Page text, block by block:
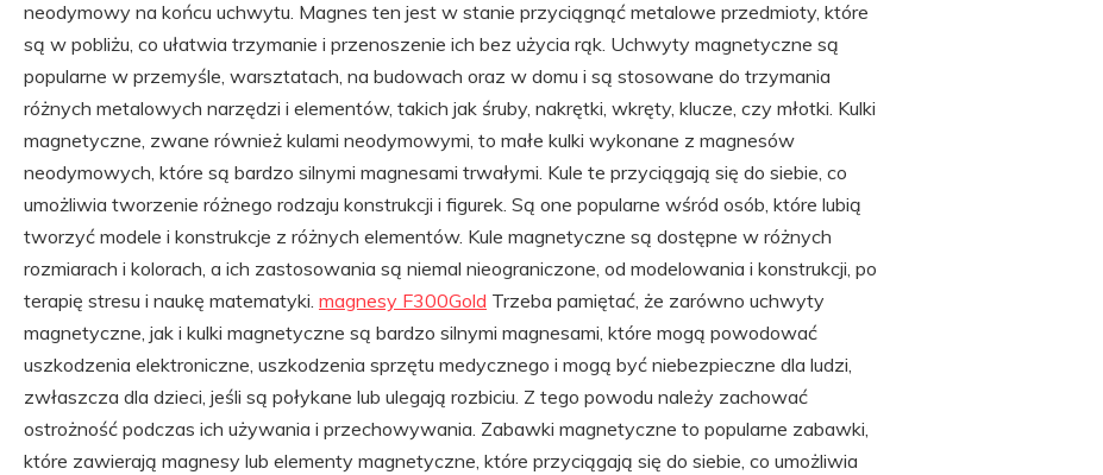
neodymowy na końcu uchwytu. Magnes ten jest w stanie przyciągnąć metalowe przedmioty, które
są w pobliżu, co ułatwia trzymanie i przenoszenie ich bez użycia rąk. Uchwyty magnetyczne są
popularne w przemyśle, warsztatach, na budowach oraz w domu i są stosowane do trzymania
różnych metalowych narzędzi i elementów, takich jak śruby, nakrętki, wkręty, klucze, czy młotki. Kulki
magnetyczne, zwane również kulami neodymowymi, to małe kulki wykonane z magnesów
neodymowych, które są bardzo silnymi magnesami trwałymi. Kule te przyciągają się do siebie, co
umożliwia tworzenie różnego rodzaju konstrukcji i figurek. Są one popularne wśród osób, które lubią
tworzyć modele i konstrukcje z różnych elementów. Kule magnetyczne są dostępne w różnych
rozmiarach i kolorach, a ich zastosowania są niemal nieograniczone, od modelowania i konstrukcji, po
terapię stresu i naukę matematyki. magnesy F300Gold Trzeba pamiętać, że zarówno uchwyty
magnetyczne, jak i kulki magnetyczne są bardzo silnymi magnesami, które mogą powodować
uszkodzenia elektroniczne, uszkodzenia sprzętu medycznego i mogą być niebezpieczne dla ludzi,
zwłaszcza dla dzieci, jeśli są połykane lub ulegają rozbiciu. Z tego powodu należy zachować
ostrożność podczas ich używania i przechowywania. Zabawki magnetyczne to popularne zabawki,
które zawierają magnesy lub elementy magnetyczne, które przyciągają się do siebie, co umożliwia